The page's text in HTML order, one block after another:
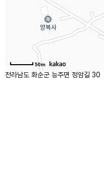
50m
전라남도 화순군 능주면 정암길 30